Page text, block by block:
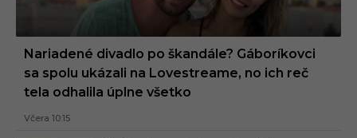
Nariadené divadlo po škandále? Gáboríkovci
sa spolu ukázali na Lovestreame, no ich reč
tela odhalila úplne všetko
Včera 10:15